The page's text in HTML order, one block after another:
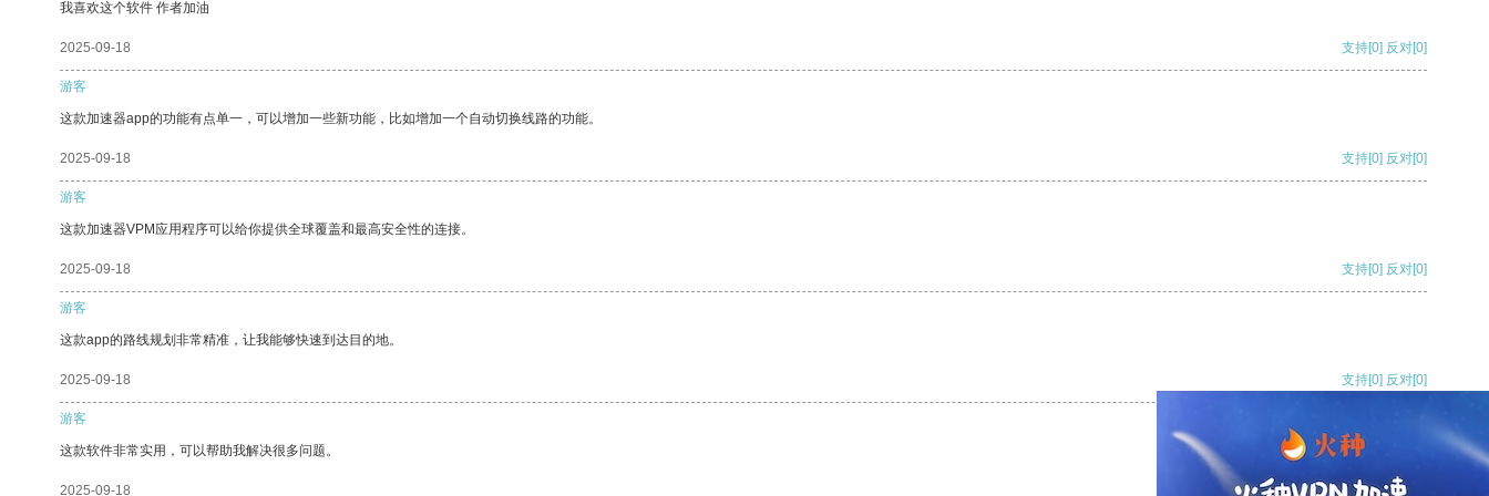
我喜欢这个软件 作者加油
2025-09-18 支持[0] 反对[0]
游客
这款加速器app的功能有点单一，可以增加一些新功能，比如增加一个自动切换线路的功能。
2025-09-18 支持[0] 反对[0]
游客
这款加速器VPM应用程序可以给你提供全球覆盖和最高安全性的连接。
2025-09-18 支持[0] 反对[0]
游客
这款app的路线规划非常精准，让我能够快速到达目的地。
2025-09-18 支持[0] 反对[0]
游客
这款软件非常实用，可以帮助我解决很多问题。
2025-09-18 支持[0] 反对